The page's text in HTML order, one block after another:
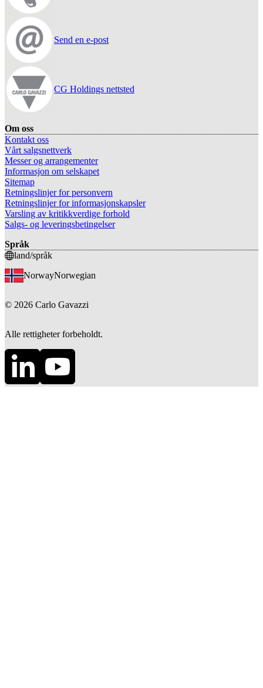
Send en e-post
CG Holdings nettsted
Om oss
Kontakt oss
Vårt salgsnettverk
Messer og arrangementer
Informasjon om selskapet
Sitemap
Retningslinjer for personvern
Retningslinjer for informasjonskapsler
Varsling av kritikkverdige forhold
Salgs- og leveringsbetingelser
Språk
land/språk
NorwayNorwegian
© 2026 Carlo Gavazzi
Alle rettigheter forbeholdt.